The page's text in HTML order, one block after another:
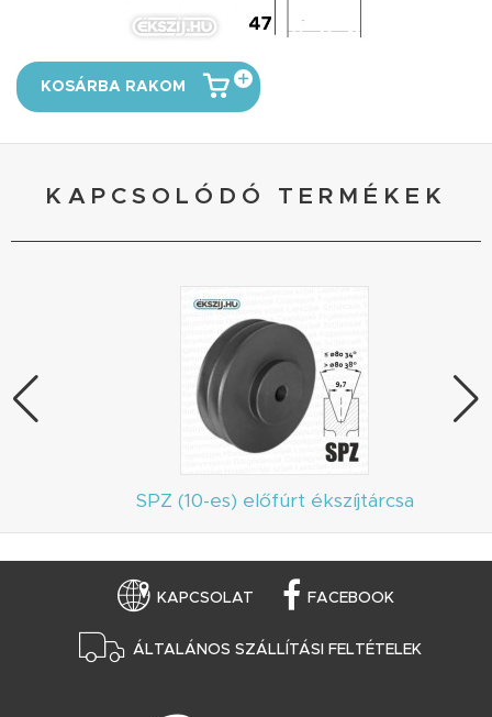
KOSÁRBA RAKOM
KAPCSOLÓDÓ TERMÉKEK
SPZ (10-es) előfúrt ékszíjtárcsa
KAPCSOLAT FACEBOOK
ÁLTALÁNOS SZÁLLÍTÁSI FELTÉTELEK